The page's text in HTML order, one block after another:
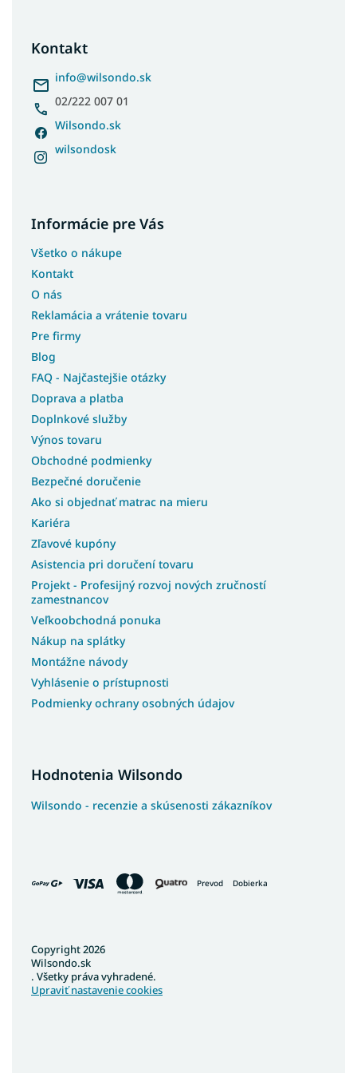
Kontakt
info@wilsondo.sk
02/222 007 01
Wilsondo.sk
wilsondosk
Informácie pre Vás
Všetko o nákupe
Kontakt
O nás
Reklamácia a vrátenie tovaru
Pre firmy
Blog
FAQ - Najčastejšie otázky
Doprava a platba
Doplnkové služby
Výnos tovaru
Obchodné podmienky
Bezpečné doručenie
Ako si objednať matrac na mieru
Kariéra
Zľavové kupóny
Asistencia pri doručení tovaru
Projekt - Profesijný rozvoj nových zručností
zamestnancov
Veľkoobchodná ponuka
Nákup na splátky
Montážne návody
Vyhlásenie o prístupnosti
Podmienky ochrany osobných údajov
Hodnotenia Wilsondo
Wilsondo - recenzie a skúsenosti zákazníkov
Prevod Dobierka
Copyright 2026
Wilsondo.sk
. Všetky práva vyhradené.
Upraviť nastavenie cookies